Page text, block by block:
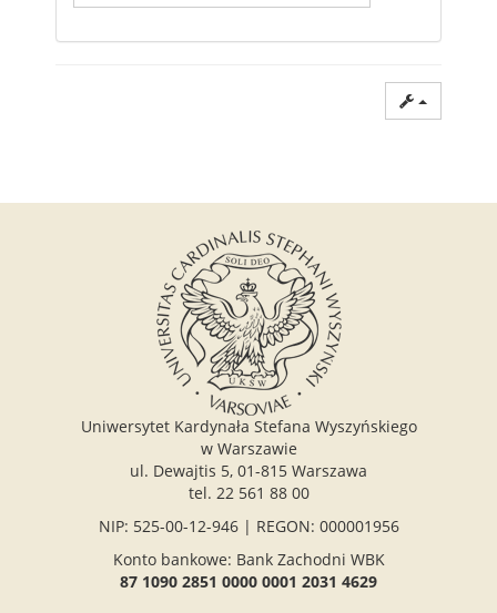
Uniwersytet Kardynała Stefana Wyszyńskiego
w Warszawie
ul. Dewajtis 5, 01-815 Warszawa
tel. 22 561 88 00
NIP: 525-00-12-946 | REGON: 000001956
Konto bankowe: Bank Zachodni WBK
87 1090 2851 0000 0001 2031 4629